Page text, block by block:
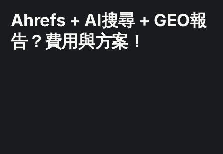
Ahrefs + AI搜尋 + GEO報
告？費用與方案！